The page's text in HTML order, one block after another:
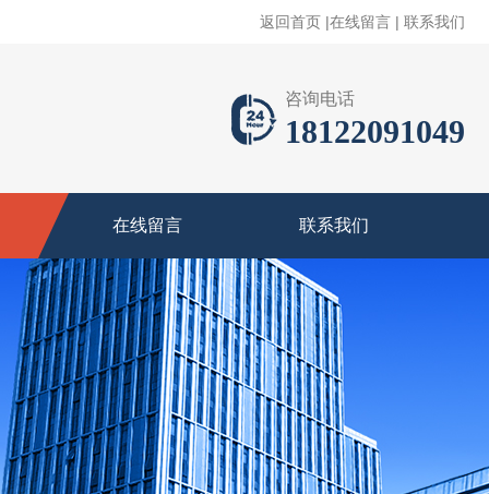
返回首页 |在线留言 | 联系我们
咨询电话
18122091049
在线留言 联系我们